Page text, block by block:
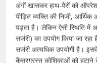
अंगों खासकर हाथ-पैरों को
पीड़ित व्यक्ति की निजी,
पड़ता है। लेकिन ऐसी स्थिति में
सर्जरी) का उपयोग किया जा
सर्जरी अत्यधिक उपयोगी है।
कैंसरग्रस्त कोशिकाओं को हटाने